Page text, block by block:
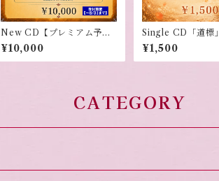
New CD【プレミアム予
約】
¥10,000
Single CD「道標」
¥1,500
CATEGORY